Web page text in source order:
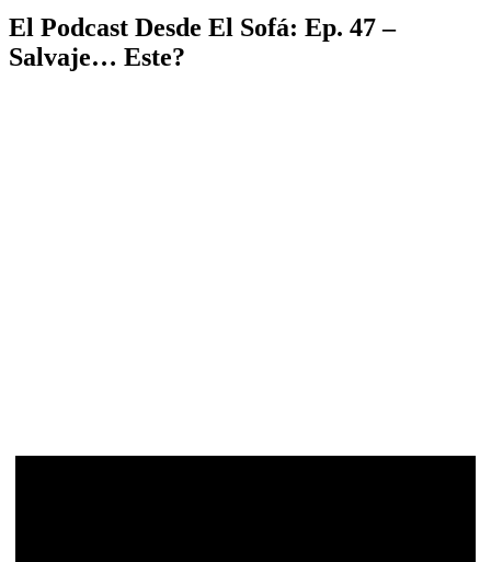
El Podcast Desde El Sofá: Ep. 47 –
Salvaje… Este?